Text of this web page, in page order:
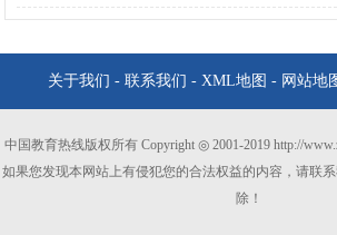
关于我们 - 联系我们 - XML地图 - 网站地
中国教育热线版权所有 Copyright ◎ 2001-2019 http://
如果您发现本网站上有侵犯您的合法权益的内容，请联
除！